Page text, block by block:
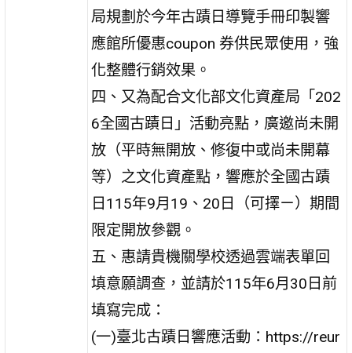
局規劃於今年古蹟日導覽手冊印製響
應館所優惠coupon 券供民眾使用，強
化整體行銷效果。
四、又為配合文化部文化資產局「202
6全國古蹟日」活動亮點，廣邀尚未開
放（平時無開放、修復中或尚未開幕
等）之文化資產點，響應於全國古蹟
日115年9月19、20日（可擇ㄧ）期間
限定開放參觀。
五、惠請貴機關學校透過雲端表單回
填意願調查，並請於115年6月30日前
填寫完成：
(一)臺北古蹟日響應活動：https://reur